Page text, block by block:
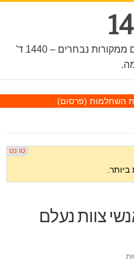
חדשות, מבזקי חדשות ומאמרים ממקורות נבחרים – 1440 ד'
השתלמות (פרסום)
מטען עם 5 אנשי צוות נעלם